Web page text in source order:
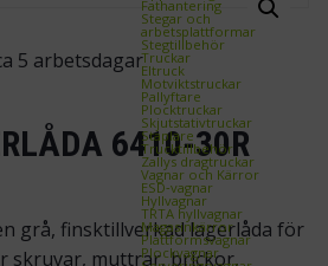
Fathantering
Stegar och
arbetsplattformar
Stegtillbehör
Truckar
Eltruck
Motviktstruckar
Pallyftare
Plocktruckar
Skjutstativtruckar
Staplare
Trucktillbehör
Zallys dragtruckar
Vagnar och Kärror
ESD‑vagnar
Hyllvagnar
TRTA hyllvagnar
Magasinkärror
Plattformsvagnar
Plockvagnar
5 arbetsdagar
6410-30R
grå, finsktillverkad lagerlåda för
skruvar, muttrar, brickor,